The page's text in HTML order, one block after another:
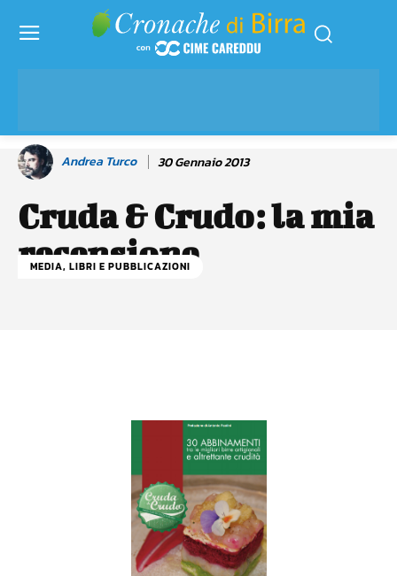
Andrea Turco 30 Gennaio 2013
Cruda & Crudo: la mia
recensione
MEDIA, LIBRI E PUBBLICAZIONI